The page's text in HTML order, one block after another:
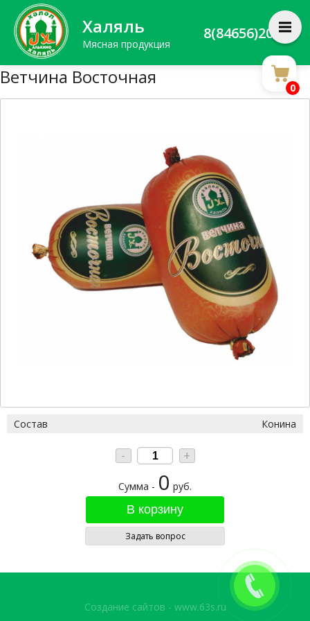
Халяль
Мясная продукция
8(84656)20588
0
Ветчина Восточная
Состав Конина
- +
Сумма - 0 руб.
Задать вопрос
Создание сайтов - www.63s.ru